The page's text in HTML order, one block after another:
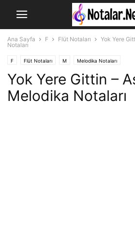
Ana Sayfa F Flüt Notaları
Yok Yere
Notaları
F Flüt Notaları M Melodika Notaları
Yok Yere Gittin –
Melodika Notaları